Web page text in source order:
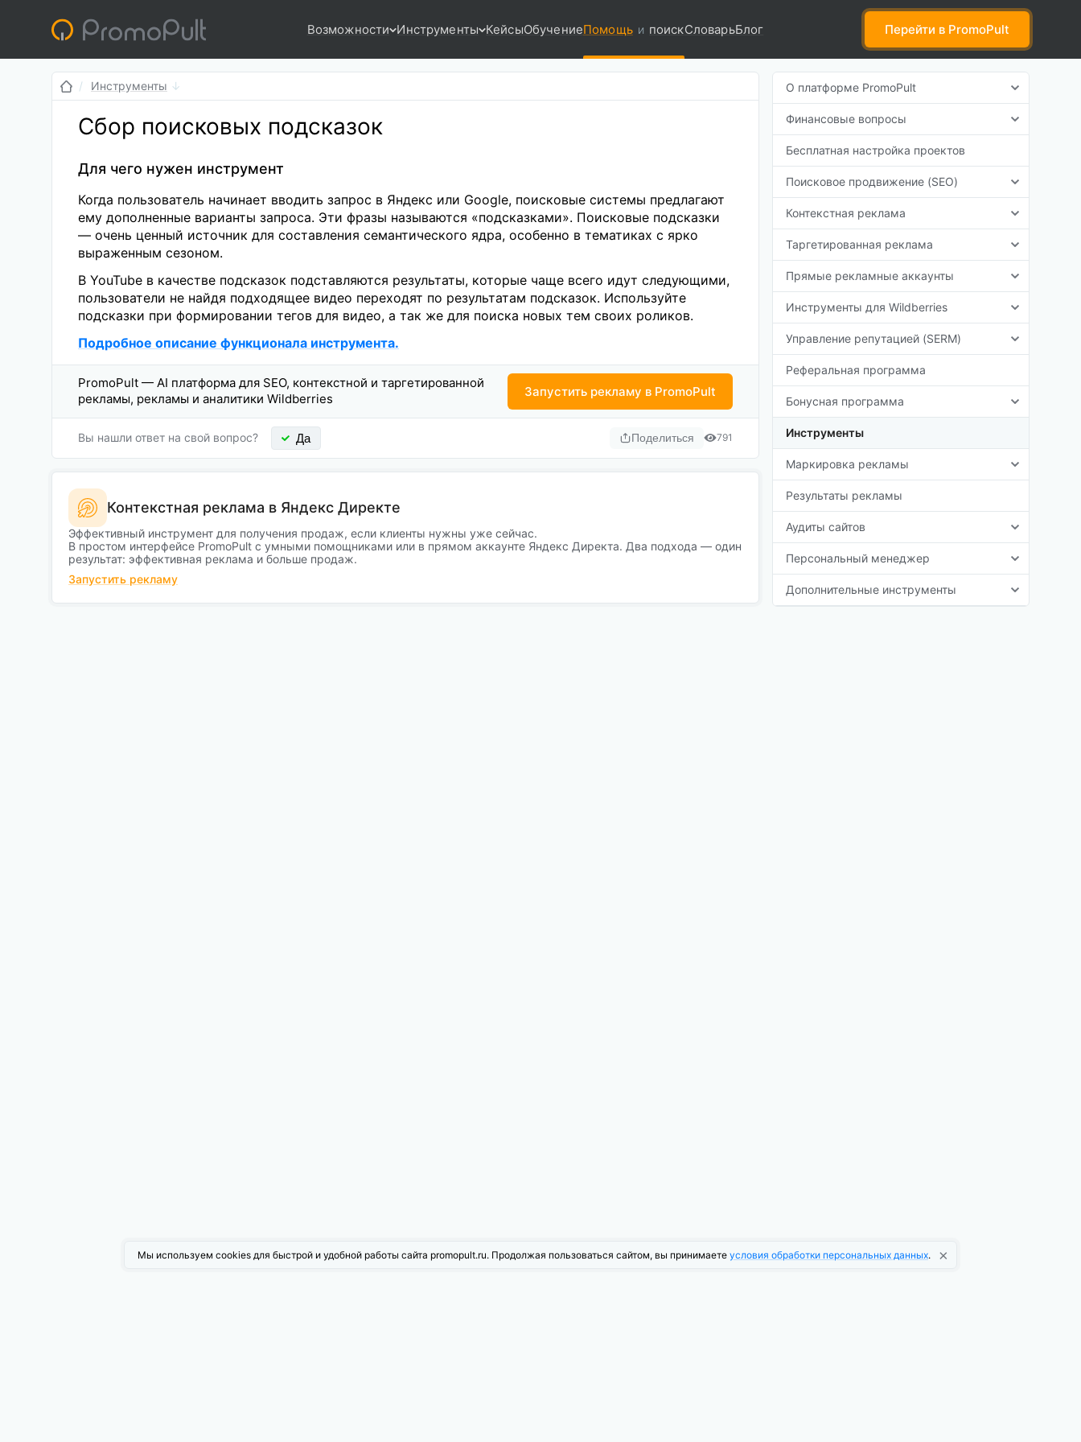
Возможности Инструменты КейсыОбучениеПомощь и поискСловарьБлог Перейти в PromoPult
Инструменты
Сбор поисковых подсказок
Для чего нужен инструмент
Когда пользователь начинает вводить запрос в Яндекс или Google, поисковые системы предлагают
ему дополненные варианты запроса. Эти фразы называются «подсказками». Поисковые подсказки
— очень ценный источник для составления семантического ядра, особенно в тематиках с ярко
выраженным сезоном.
В YouTube в качестве подсказок подставляются результаты, которые чаще всего идут следующими,
пользователи не найдя подходящее видео переходят по результатам подсказок. Используйте
подсказки при формировании тегов для видео, а так же для поиска новых тем своих роликов.
Подробное описание функционала инструмента.
PromoPult — AI платформа для SEO, контекстной и таргетированной
рекламы, рекламы и аналитики Wildberries
Запустить рекламу в PromoPult
Вы нашли ответ на свой вопрос? Да Поделиться 791
Контекстная реклама в Яндекс Директе
Эффективный инструмент для получения продаж, если клиенты нужны уже сейчас.
В простом интерфейсе PromoPult с умными помощниками или в прямом аккаунте Яндекс Директа. Два подхода — один
результат: эффективная реклама и больше продаж.
Запустить рекламу
О платформе PromoPult
Финансовые вопросы
Бесплатная настройка проектов
Поисковое продвижение (SEO)
Контекстная реклама
Таргетированная реклама
Прямые рекламные аккаунты
Инструменты для Wildberries
Управление репутацией (SERM)
Реферальная программа
Бонусная программа
Инструменты
Маркировка рекламы
Результаты рекламы
Аудиты сайтов
Персональный менеджер
Дополнительные инструменты
Мы используем cookies для быстрой и удобной работы сайта promopult.ru. Продолжая пользоваться сайтом, вы принимаете условия обработки персональных данных. ×